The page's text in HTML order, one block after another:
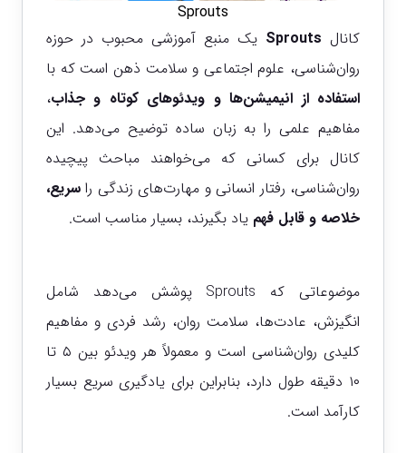
Sprouts
کانال Sprouts یک منبع آموزشی محبوب در حوزه
روان‌شناسی، علوم اجتماعی و سلامت ذهن است که با
استفاده از انیمیشن‌ها و ویدئوهای کوتاه و جذاب،
مفاهیم علمی را به زبان ساده توضیح می‌دهد. این
کانال برای کسانی که می‌خواهند مباحث پیچیده
روان‌شناسی، رفتار انسانی و مهارت‌های زندگی را سریع،
خلاصه و قابل فهم یاد بگیرند، بسیار مناسب است.
موضوعاتی که Sprouts پوشش می‌دهد شامل
انگیزش، عادت‌ها، سلامت روان، رشد فردی و مفاهیم
کلیدی روان‌شناسی است و معمولاً هر ویدئو بین ۵ تا
۱۰ دقیقه طول دارد، بنابراین برای یادگیری سریع بسیار
کارآمد است.